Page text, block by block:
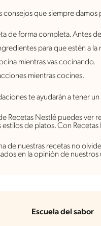
consejos que siempre damos
de forma completa. Antes
para que estén a la
mientras vas cocinando.
mientras cocines.
te ayudarán a tener
Recetas Nestlé puedes ver
de platos. Con
de nuestras recetas no
en la opinión de nuestros
Escuela del sabor